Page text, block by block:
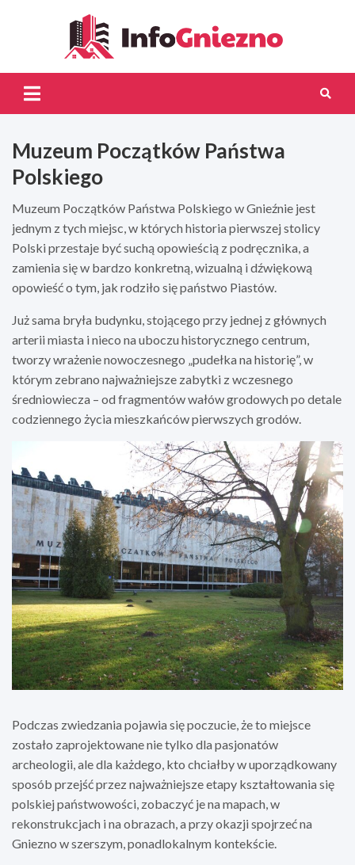
Muzeum Początków Państwa
Polskiego
Muzeum Początków Państwa Polskiego w Gnieźnie jest
jednym z tych miejsc, w których historia pierwszej stolicy
Polski przestaje być suchą opowieścią z podręcznika, a
zamienia się w bardzo konkretną, wizualną i dźwiękową
opowieść o tym, jak rodziło się państwo Piastów.
Już sama bryła budynku, stojącego przy jednej z głównych
arterii miasta i nieco na uboczu historycznego centrum,
tworzy wrażenie nowoczesnego „pudełka na historię”, w
którym zebrano najważniejsze zabytki z wczesnego
średniowiecza – od fragmentów wałów grodowych po detale
codziennego życia mieszkańców pierwszych grodów.
Podczas zwiedzania pojawia się poczucie, że to miejsce
zostało zaprojektowane nie tylko dla pasjonatów
archeologii, ale dla każdego, kto chciałby w uporządkowany
sposób przejść przez najważniejsze etapy kształtowania się
polskiej państwowości, zobaczyć je na mapach, w
rekonstrukcjach i na obrazach, a przy okazji spojrzeć na
Gniezno w szerszym, ponadlokalnym kontekście.